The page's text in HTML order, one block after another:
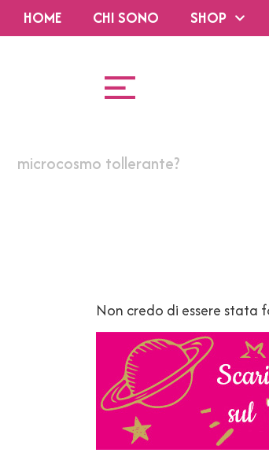
HOME CHI SONO SHOP
microcosmo tollerante?
Non credo di essere stata